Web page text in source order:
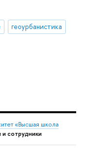
геоурбанистика
«Высшая школа
сотрудники